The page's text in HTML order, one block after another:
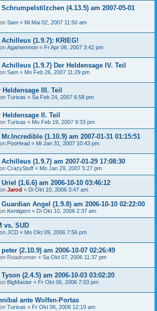
(4.13.5) am 2007-05-01
Sam « Mi Mai 02, 2007 11:50 am
(1.9.7): KRIEG!
Agamemnon « Fr Apr 06, 2007 3:42 pm
(1.9.7) Der Heldensage IV. Teil
Sam « Mo Feb 26, 2007 11:29 pm
III. Teil
Turisas « Sa Feb 24, 2007 6:58 pm
II. Teil
Turisas « Mo Feb 19, 2007 9:33 pm
(1.10.9) am 2007-01-31 01:15:51
PooHead « Mi Jan 31, 2007 10:43 pm
(1.9.7) am 2007-01-29 17:08:30
CrazyStuff « Mo Jan 29, 2007 5:27 pm
(1.6.6) am 2006-10-10 03:46:12
Jarod « Di Okt 10, 2006 3:47 am
Angel (1.9.8) am 2006-10-10 02:22:00
Kentigern « Di Okt 10, 2006 2:37 am
vs. SUD
JCD « Mo Okt 09, 2006 7:56 pm
(2.10.9) am 2006-10-07 02:26:49
Roadrunner « Sa Okt 07, 2006 11:37 pm
(2.4.5) am 2006-10-03 03:02:20
BigMaster « Fr Okt 06, 2006 7:03 pm
ante Wolfen-Portas
Turisas « Fr Okt 06, 2006 12:19 am